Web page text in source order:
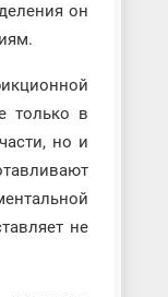
он
только в
но и
не